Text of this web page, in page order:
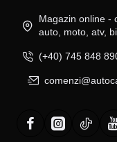
Magazin online -
auto, moto, atv,
(+40) 745 848